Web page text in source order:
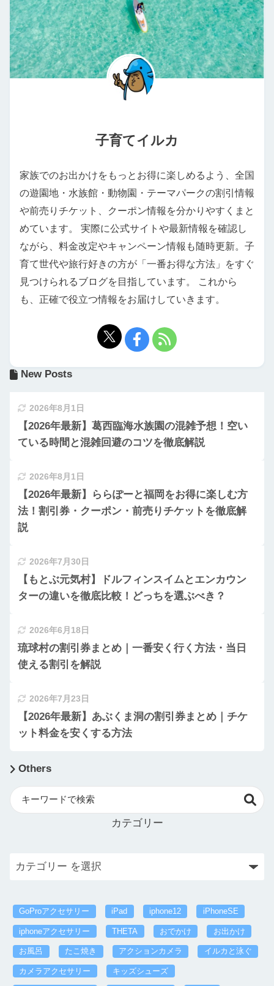
子育てイルカ
家族でのお出かけをもっとお得に楽しめるよう、全国
の遊園地・水族館・動物園・テーマパークの割引情報
や前売りチケット、クーポン情報を分かりやすくまと
めています。 実際に公式サイトや最新情報を確認し
ながら、料金改定やキャンペーン情報も随時更新。子
育て世代や旅行好きの方が「一番お得な方法」をすぐ
見つけられるブログを目指しています。 これから
も、正確で役立つ情報をお届けしていきます。
New Posts
2026年8月1日
【2026年最新】葛西臨海水族園の混雑予想！空い
ている時間と混雑回避のコツを徹底解説
2026年8月1日
【2026年最新】ららぽーと福岡をお得に楽しむ方
法！割引券・クーポン・前売りチケットを徹底解
説
2026年7月30日
【もとぶ元気村】ドルフィンスイムとエンカウン
ターの違いを徹底比較！どっちを選ぶべき？
2026年6月18日
琉球村の割引券まとめ｜一番安く行く方法・当日
使える割引を解説
2026年7月23日
【2026年最新】あぶくま洞の割引券まとめ｜チケ
ット料金を安くする方法
Others
カテゴリー
GoProアクセサリー iPad iphone12 iPhoneSE
iphoneアクセサリー THETA おでかけ お出かけ
お風呂 たこ焼き アクションカメラ イルカと泳ぐ
カメラアクセサリー キッズシューズ